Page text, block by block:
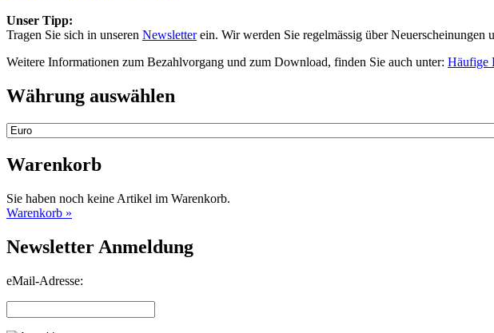
Unser Tipp:
Tragen Sie sich in unseren Newsletterein. Wir werden Sie regelmässig über Neuerscheinungen
Weitere Informationen zum Bezahlvorgang und zum Download, finden Sie auch unter: Häufige
Währung auswählen
Warenkorb
Sie haben noch keine Artikel im Warenkorb.
Warenkorb »
Newsletter Anmeldung
eMail-Adresse: